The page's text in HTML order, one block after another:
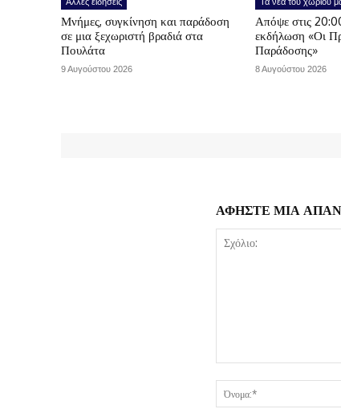
Μνήμες, συγκίνηση και παράδοση
σε μια ξεχωριστή βραδιά στα
Πουλάτα
9 Αυγούστου 2026
Απόψε στις
εκδήλωση «Οι
Παράδοσης»
8 Αυγούστου 2026
ΑΦΗΣΤΕ ΜΙΑ